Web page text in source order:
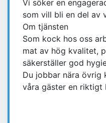
Vi söker en
som vill bli en del av
Om tjänsten
Som kock hos oss
mat av hög kvalitet,
säkerställer god
Du jobbar nära övrig
våra gäster en riktigt